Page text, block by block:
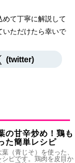
て丁寧に解説して
いただけたら幸いで
(twitter)
の甘辛炒め！鶏も
た簡単レシピ
（青じそ）を使った、
シピです。鶏肉を皮目か